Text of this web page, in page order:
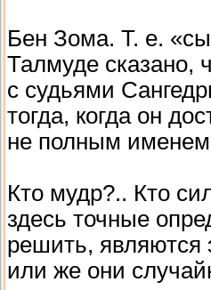
Бен Зома. Т. е.
Талмуде сказано,
с судьями
тогда, когда он
не полным
Кто мудр?.. Кто
здесь точные
решить, являются
или же они